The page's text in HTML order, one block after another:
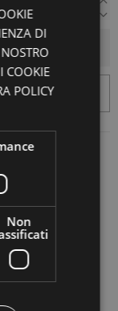
DI
COOKIE
POLICY
Non